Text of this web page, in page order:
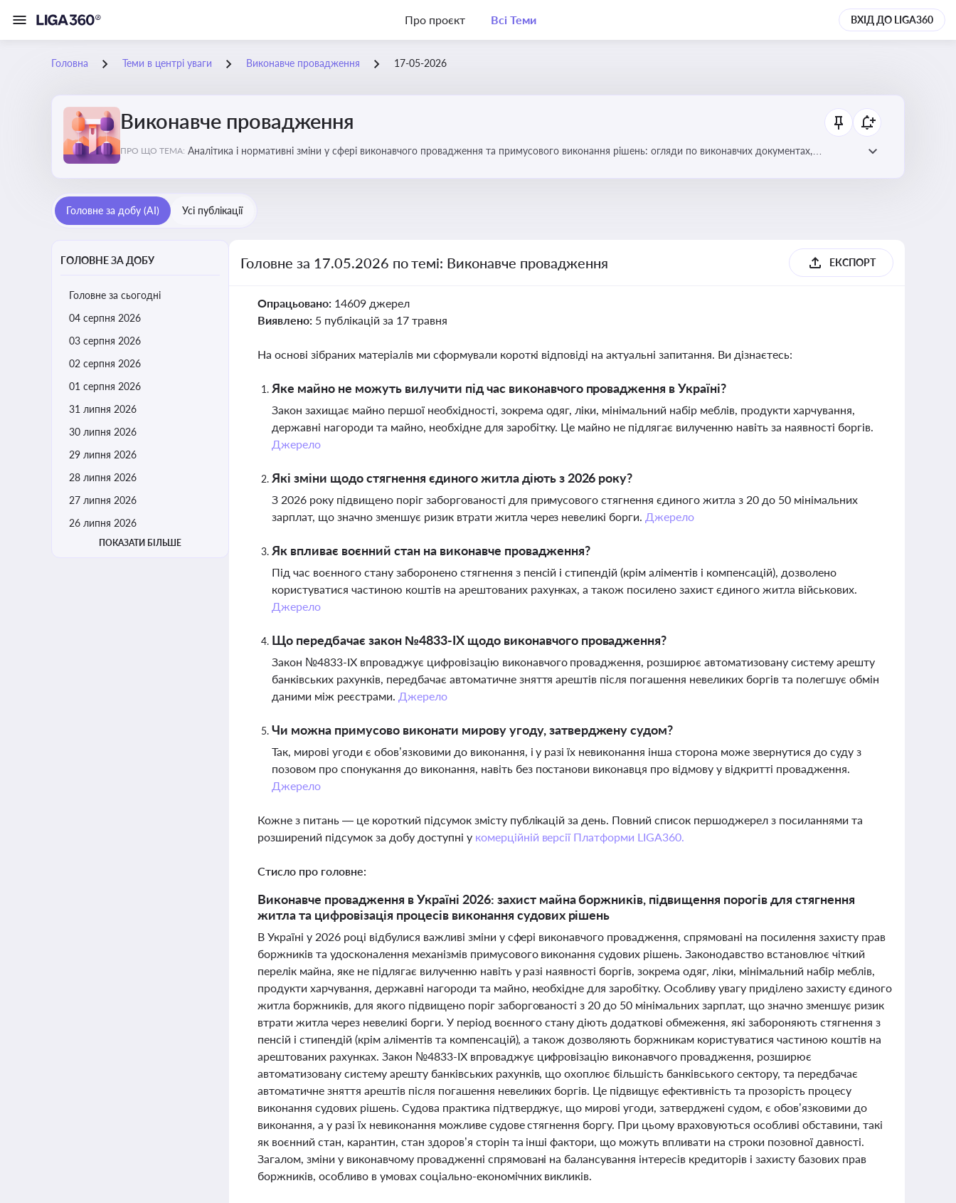
Про проєкт Всі Теми ВХІД ДО LIGA360
Головна Теми в центрі уваги Виконавче провадження 17-05-2026
Виконавче провадження
ПРО ЩО ТЕМА: Аналітика і нормативні зміни у сфері виконавчого провадження та примусового виконання рішень: огляди по виконавчих документах,
Головне за добу (AI) Усі публікації
ГОЛОВНЕ ЗА ДОБУ
Головне за сьогодні
04 серпня 2026
03 серпня 2026
02 серпня 2026
01 серпня 2026
31 липня 2026
30 липня 2026
29 липня 2026
28 липня 2026
27 липня 2026
26 липня 2026
ПОКАЗАТИ БІЛЬШЕ
Головне за 17.05.2026 по темі: Виконавче провадження ЕКСПОРТ
Опрацьовано: 14609 джерел
Виявлено: 5 публікацій за 17 травня
На основі зібраних матеріалів ми сформували короткі відповіді на актуальні запитання. Ви дізнаєтесь:
Яке майно не можуть вилучити під час виконавчого провадження в Україні?
Закон захищає майно першої необхідності, зокрема одяг, ліки, мінімальний набір меблів, продукти харчування,
державні нагороди та майно, необхідне для заробітку. Це майно не підлягає вилученню навіть за наявності боргів.
Джерело
Які зміни щодо стягнення єдиного житла діють з 2026 року?
З 2026 року підвищено поріг заборгованості для примусового стягнення єдиного житла з 20 до 50 мінімальних
зарплат, що значно зменшує ризик втрати житла через невеликі борги. Джерело
Як впливає воєнний стан на виконавче провадження?
Під час воєнного стану заборонено стягнення з пенсій і стипендій (крім аліментів і компенсацій), дозволено
користуватися частиною коштів на арештованих рахунках, а також посилено захист єдиного житла військових.
Джерело
Що передбачає закон №4833-IX щодо виконавчого провадження?
Закон №4833-IX впроваджує цифровізацію виконавчого провадження, розширює автоматизовану систему арешту
банківських рахунків, передбачає автоматичне зняття арештів після погашення невеликих боргів та полегшує обмін
даними між реєстрами. Джерело
Чи можна примусово виконати мирову угоду, затверджену судом?
Так, мирові угоди є обов’язковими до виконання, і у разі їх невиконання інша сторона може звернутися до суду з
позовом про спонукання до виконання, навіть без постанови виконавця про відмову у відкритті провадження.
Джерело
Кожне з питань — це короткий підсумок змісту публікацій за день. Повний список першоджерел з посиланнями та
розширений підсумок за добу доступні у комерційній версії Платформи LIGA360.
Стисло про головне:
Виконавче провадження в Україні 2026: захист майна боржників, підвищення порогів для стягнення
житла та цифровізація процесів виконання судових рішень
В Україні у 2026 році відбулися важливі зміни у сфері виконавчого провадження, спрямовані на посилення захисту прав
боржників та удосконалення механізмів примусового виконання судових рішень. Законодавство встановлює чіткий
перелік майна, яке не підлягає вилученню навіть у разі наявності боргів, зокрема одяг, ліки, мінімальний набір меблів,
продукти харчування, державні нагороди та майно, необхідне для заробітку. Особливу увагу приділено захисту єдиного
житла боржників, для якого підвищено поріг заборгованості з 20 до 50 мінімальних зарплат, що значно зменшує ризик
втрати житла через невеликі борги. У період воєнного стану діють додаткові обмеження, які забороняють стягнення з
пенсій і стипендій (крім аліментів та компенсацій), а також дозволяють боржникам користуватися частиною коштів на
арештованих рахунках. Закон №4833-IX впроваджує цифровізацію виконавчого провадження, розширює
автоматизовану систему арешту банківських рахунків, що охоплює більшість банківського сектору, та передбачає
автоматичне зняття арештів після погашення невеликих боргів. Це підвищує ефективність та прозорість процесу
виконання судових рішень. Судова практика підтверджує, що мирові угоди, затверджені судом, є обов’язковими до
виконання, а у разі їх невиконання можливе судове стягнення боргу. При цьому враховуються особливі обставини, такі
як воєнний стан, карантин, стан здоров’я сторін та інші фактори, що можуть впливати на строки позовної давності.
Загалом, зміни у виконавчому провадженні спрямовані на балансування інтересів кредиторів і захисту базових прав
боржників, особливо в умовах соціально-економічних викликів.